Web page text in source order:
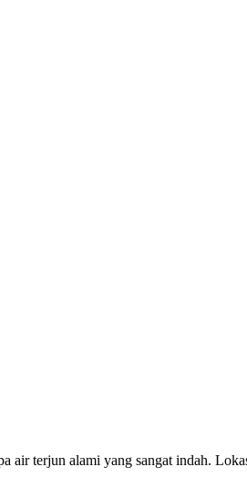
air terjun alami yang sangat indah.